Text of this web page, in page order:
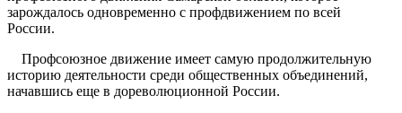
зарождалось одновременно с профдвижением по всей
России.
Профсоюзное движение имеет самую продолжительную
историю деятельности среди общественных объединений,
начавшись еще в дореволюционной России.